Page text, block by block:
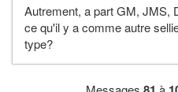
Autrement, a part GM, JMS,
ce qu'il y a comme autre
type?